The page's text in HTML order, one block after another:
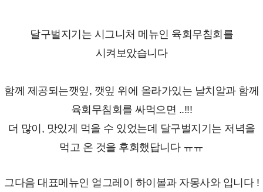
달구벌지기는 시그니처 메뉴인 육회무침회를
시켜보았습니다
함께 제공되는깻잎, 깻잎 위에 올라가있는 날치알과 함께
육회무침회를 싸먹으면 ..!!!
더 많이, 맛있게 먹을 수 있었는데 달구벌지기는 저녁을
먹고 온 것을 후회했답니다 ㅠㅠ
그다음 대표메뉴인 얼그레이 하이볼과 자몽사와 입니다 !